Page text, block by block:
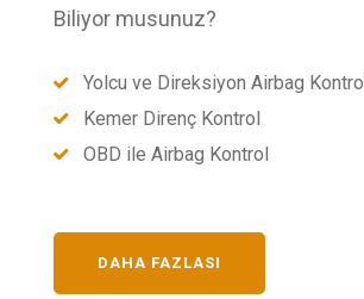
Biliyor musunuz?
Yolcu ve Direksiyon Airbag Kontrol
Kemer Direnç Kontrol
OBD ile Airbag Kontrol
DAHA FAZLASI